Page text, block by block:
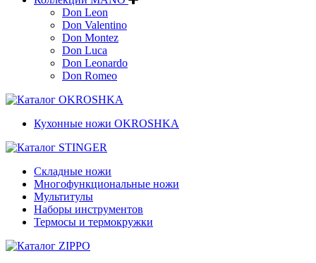
Don Leon
Don Valentino
Don Montez
Don Luca
Don Leonardo
Don Romeo
Кухонные ножи OKROSHKA
Складные ножи
Многофункциональные ножи
Мультитулы
Наборы инструментов
Термосы и термокружки